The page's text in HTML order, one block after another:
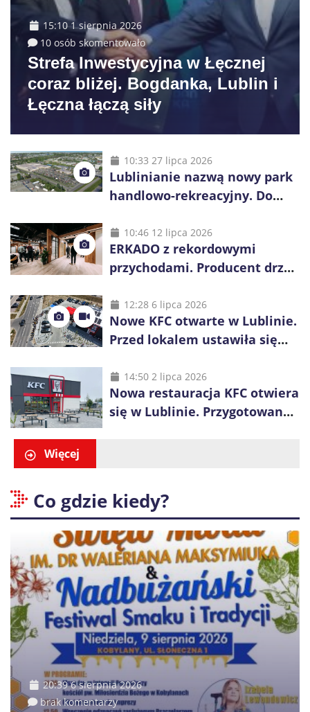
15:10 1 sierpnia 2026
10 osób skomentowało
Strefa Inwestycyjna w Łęcznej
coraz bliżej. Bogdanka, Lublin i
Łęczna łączą siły
10:33 27 lipca 2026
Lublinianie nazwą nowy park
handlowo-rekreacyjny. Do
10:46 12 lipca 2026
ERKADO z rekordowymi
przychodami. Producent drzwi
inwestycje
12:28 6 lipca 2026
Nowe KFC otwarte w Lublinie.
Przed lokalem ustawiła się
14:50 2 lipca 2026
Nowa restauracja KFC otwiera
się w Lublinie. Przygotowano
Więcej
Co gdzie kiedy?
20:39 6 sierpnia 2026
brak komentarzy